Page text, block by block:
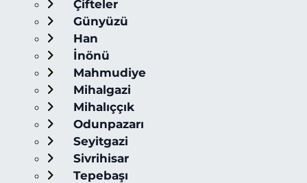
Çifteler
Günyüzü
Han
İnönü
Mahmudiye
Mihalgazi
Mihalıççık
Odunpazarı
Seyitgazi
Sivrihisar
Tepebaşı